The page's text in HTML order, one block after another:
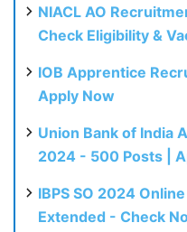
NIACL AO
Check Eligibility &
IOB Apprentice
Apply Now
Union Bank of India
2024 - 500 Posts |
IBPS SO 2024
Extended - Check